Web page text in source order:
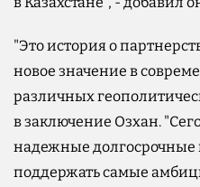
"Это история о
новое значение в
различных
в заключение Озхан.
надежные долгосрочные
поддержать самые